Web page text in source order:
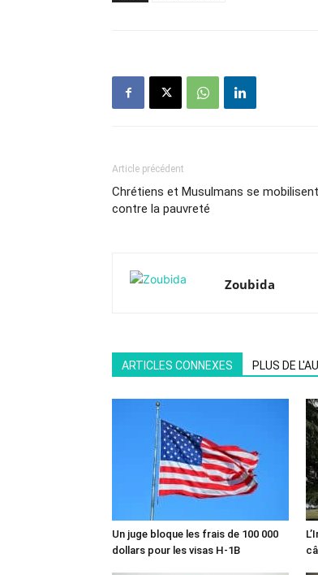
Article précédent
Chrétiens et Musulmans se
contre la pauvreté
Zoubida
ARTICLES CONNEXES PLUS DE
Un juge bloque les frais de 100 000
dollars pour les visas H-1B